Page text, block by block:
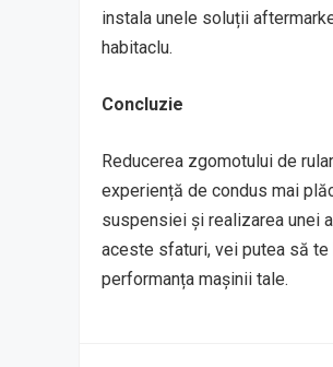
instala unele soluții
habitaclu.
Concluzie
Reducerea zgomotului de
experiență de condus mai
suspensiei și realizarea unei
aceste sfaturi, vei putea să
performanța mașinii tale.